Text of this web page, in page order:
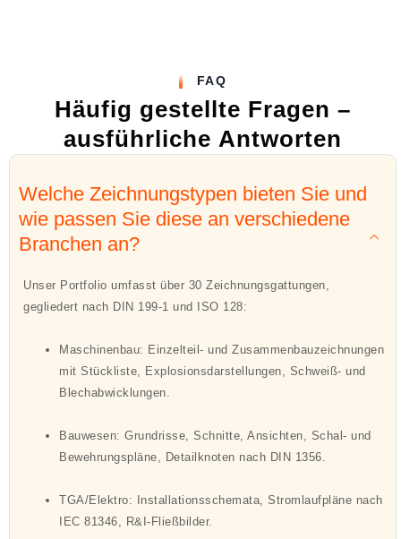
FAQ
Häufig gestellte Fragen –
ausführliche Antworten
Welche Zeichnungstypen bieten Sie und
wie passen Sie diese an verschiedene
Branchen an?
Unser Portfolio umfasst über 30 Zeichnungsgattungen,
gegliedert nach DIN 199-1 und ISO 128:
Maschinenbau: Einzelteil- und Zusammenbauzeichnungen
mit Stückliste, Explosionsdarstellungen, Schweiß- und
Blechabwicklungen.
Bauwesen: Grundrisse, Schnitte, Ansichten, Schal- und
Bewehrungspläne, Detailknoten nach DIN 1356.
TGA/Elektro: Installationsschemata, Stromlaufpläne nach
IEC 81346, R&I-Fließbilder.